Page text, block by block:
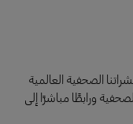
الصحفية العالمية
ورابطًا مباشرًا إلى